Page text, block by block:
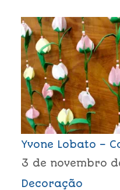
Yvone Lobato –
3 de novembro
Decoração